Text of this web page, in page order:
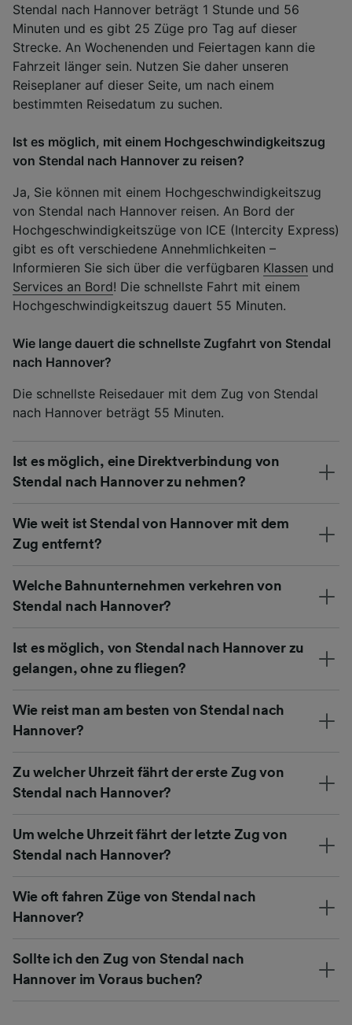
Stendal nach Hannover beträgt 1 Stunde und 56
Minuten und es gibt 25 Züge pro Tag auf dieser
Strecke. An Wochenenden und Feiertagen kann die
Fahrzeit länger sein. Nutzen Sie daher unseren
Reiseplaner auf dieser Seite, um nach einem
bestimmten Reisedatum zu suchen.
Ist es möglich, mit einem Hochgeschwindigkeitszug
von Stendal nach Hannover zu reisen?
Ja, Sie können mit einem Hochgeschwindigkeitszug
von Stendal nach Hannover reisen. An Bord der
Hochgeschwindigkeitszüge von ICE (Intercity Express)
gibt es oft verschiedene Annehmlichkeiten –
Informieren Sie sich über die verfügbaren Klassen und
Services an Bord! Die schnellste Fahrt mit einem
Hochgeschwindigkeitszug dauert 55 Minuten.
Wie lange dauert die schnellste Zugfahrt von Stendal
nach Hannover?
Die schnellste Reisedauer mit dem Zug von Stendal
nach Hannover beträgt 55 Minuten.
Ist es möglich, eine Direktverbindung von
Stendal nach Hannover zu nehmen?
Wie weit ist Stendal von Hannover mit dem
Zug entfernt?
Welche Bahnunternehmen verkehren von
Stendal nach Hannover?
Ist es möglich, von Stendal nach Hannover zu
gelangen, ohne zu fliegen?
Wie reist man am besten von Stendal nach
Hannover?
Zu welcher Uhrzeit fährt der erste Zug von
Stendal nach Hannover?
Um welche Uhrzeit fährt der letzte Zug von
Stendal nach Hannover?
Wie oft fahren Züge von Stendal nach
Hannover?
Sollte ich den Zug von Stendal nach
Hannover im Voraus buchen?